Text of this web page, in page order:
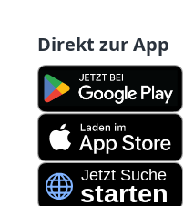
Direkt zur App